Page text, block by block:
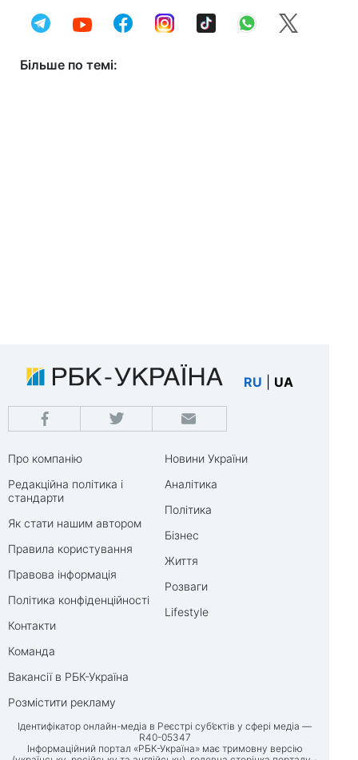
Більше по темі:
RU UA
Про компанію
Редакційна політика і
стандарти
Як стати нашим автором
Правила користування
Правова інформація
Політика конфіденційності
Контакти
Команда
Вакансії в РБК-Україна
Розмістити рекламу
Новини України
Аналітика
Політика
Бізнес
Життя
Розваги
Lifestyle
Ідентифікатор онлайн-медіа в Реєстрі суб’єктів у сфері медіа —
R40-05347
Інформаційний портал «РБК-Україна» має тримовну версію